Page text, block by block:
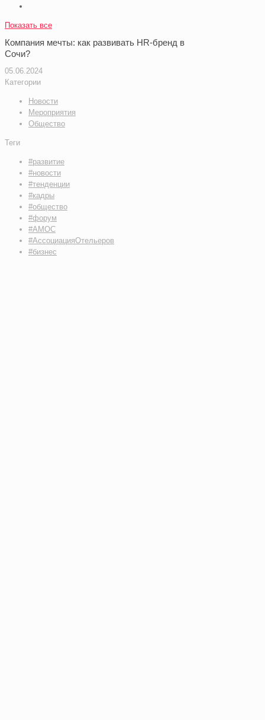
Показать все
Компания мечты: как развивать HR-бренд в
Сочи?
05.06.2024
Категории
Новости
Мероприятия
Общество
Теги
#развитие
#новости
#тенденции
#кадры
#общество
#форум
#АМОС
#АссоциацияОтельеров
#бизнес